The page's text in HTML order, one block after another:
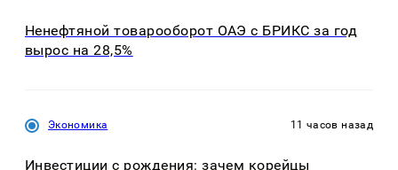
Ненефтяной товарооборот ОАЭ с БРИКС за год
вырос на 28,5%
Экономика 11 часов назад
Инвестиции с рождения: зачем корейцы